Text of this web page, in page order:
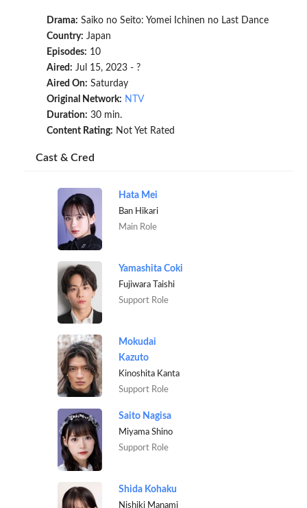
Drama: Saiko no Seito: Yomei Ichinen no Last Dance
Country: Japan
Episodes: 10
Aired: Jul 15, 2023 - ?
Aired On: Saturday
Original Network: NTV
Duration: 30 min.
Content Rating: Not Yet Rated
Cast & Cred
Hata Mei
Ban Hikari
Main Role
Yamashita Coki
Fujiwara Taishi
Support Role
Mokudai
Kazuto
Kinoshita Kanta
Support Role
Saito Nagisa
Miyama Shino
Support Role
Shida Kohaku
Nishiki Manami